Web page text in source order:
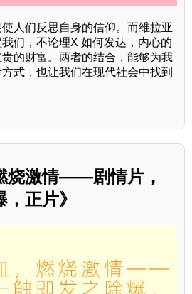
人们反思自身的信仰。而维拉亚
们，不论理X 如何发达，内心的
的财富。两者的结合，能够为我
式，也让我们在现代社会中找到
烧激情——剧情片，
正片》